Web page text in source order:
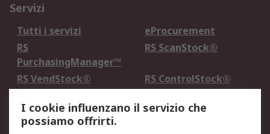
Servizi
Tutti i servizi
eProcurement
RS
PurchasingManager™
RS ScanStock®
RS VendStock®
RS ControlStock®
Legale
I cookie influenzano il servizio che
possiamo offrirti.